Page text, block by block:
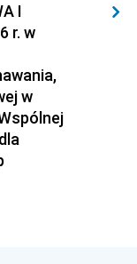
I
r. w
w